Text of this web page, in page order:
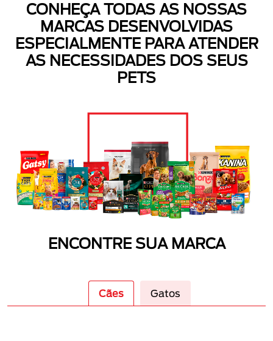
CONHEÇA TODAS AS NOSSAS
MARCAS DESENVOLVIDAS
ESPECIALMENTE PARA ATENDER
AS NECESSIDADES DOS SEUS
PETS
ENCONTRE SUA MARCA
Cães Gatos